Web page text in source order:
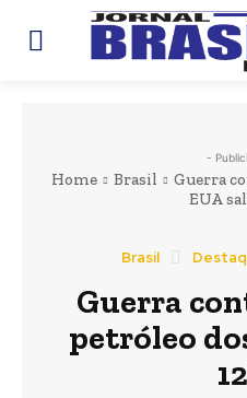
-
Home Brasil
Guerra
EUA
Brasil
Guerra
petróleo